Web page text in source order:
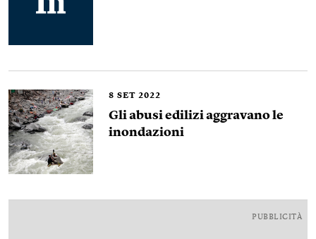
8 SET 2022
Gli abusi edilizi aggravano le
inondazioni
PUBBLICITÀ